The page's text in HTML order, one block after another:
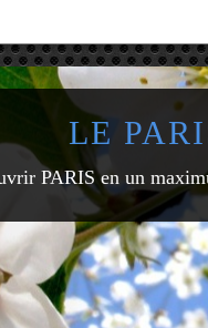
LE
PARIS en un